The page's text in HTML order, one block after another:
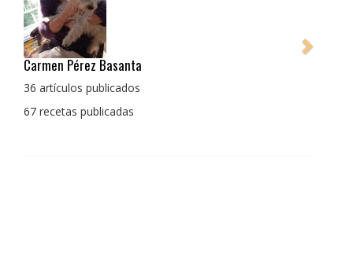
Pedro Manuel Collado Cruz
La cocina para mi es producto bien tratado sin
con un toque diferente